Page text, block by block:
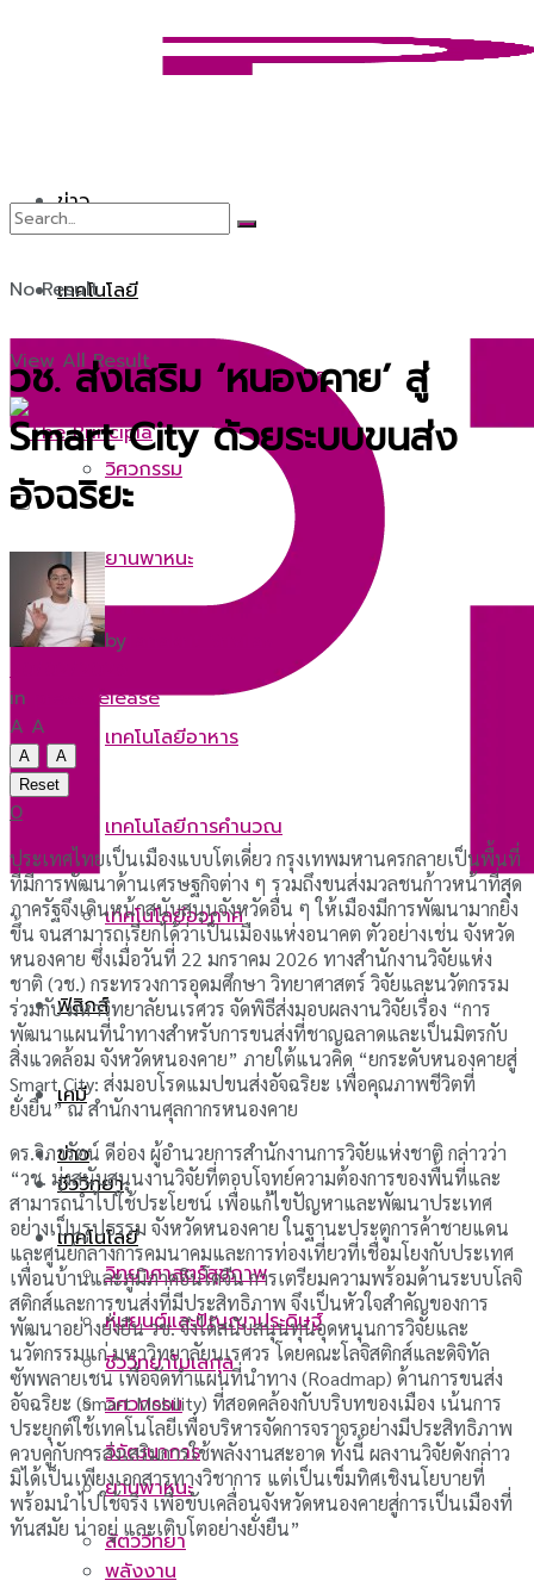
ข่าว
เทคโนโลยี
หุ่นยนต์และปัญญาประดิษฐ์
วิศวกรรม
ยานพาหนะ
พลังงาน
เทคโนโลยีอาหาร
เทคโนโลยีการคำนวณ
เทคโนโลยีอวกาศ
ฟิสิกส์
เคมี
ชีววิทยา
วิทยาศาสตร์สุขภาพ
ชีววิทยาโมเลกุล
วิวัฒนาการ
สัตววิทยา
ข่าว
เทคโนโลยี
หุ่นยนต์และปัญญาประดิษฐ์
วิศวกรรม
ยานพาหนะ
พลังงาน
No Result
View All Result
วช. ส่งเสริม ‘หนองคาย’ สู่
Smart City ด้วยระบบขนส่ง
อัจฉริยะ
byTanakrit Srivilas
20/02/2026
in
press release
A A
A
A
Reset
0
ประเทศไทยเป็นเมืองแบบโตเดี่ยว กรุงเทพมหานครกลายเป็นพื้นที่
ที่มีการพัฒนาด้านเศรษฐกิจต่าง ๆ รวมถึงขนส่งมวลชนก้าวหน้าที่สุด
ภาครัฐจึงเดินหน้าสนับสนุนจังหวัดอื่น ๆ ให้เมืองมีการพัฒนามากยิ่ง
ขึ้น จนสามารถเรียกได้ว่าเป็นเมืองแห่งอนาคต ตัวอย่างเช่น จังหวัด
หนองคาย ซึ่งเมื่อวันที่ 22 มกราคม 2026 ทางสำนักงานวิจัยแห่ง
ชาติ (วช.) กระทรวงการอุดมศึกษา วิทยาศาสตร์ วิจัยและนวัตกรรม
ร่วมกับ มหาวิทยาลัยนเรศวร จัดพิธีส่งมอบผลงานวิจัยเรื่อง “การ
พัฒนาแผนที่นำทางสำหรับการขนส่งที่ชาญฉลาดและเป็นมิตรกับ
สิ่งแวดล้อม จังหวัดหนองคาย” ภายใต้แนวคิด “ยกระดับหนองคายสู่
Smart City: ส่งมอบโรดแมปขนส่งอัจฉริยะ เพื่อคุณภาพชีวิตที่
ยั่งยืน” ณ สำนักงานศุลกากรหนองคาย
ดร.วิภารัตน์ ดีอ่อง ผู้อำนวยการสำนักงานการวิจัยแห่งชาติ กล่าวว่า
“วช. มุ่งสนับสนุนงานวิจัยที่ตอบโจทย์ความต้องการของพื้นที่และ
สามารถนำไปใช้ประโยชน์ เพื่อแก้ไขปัญหาและพัฒนาประเทศ
อย่างเป็นรูปธรรม จังหวัดหนองคาย ในฐานะประตูการค้าชายแดน
และศูนย์กลางการคมนาคมและการท่องเที่ยวที่เชื่อมโยงกับประเทศ
เพื่อนบ้านและภูมิภาคอินโดจีน การเตรียมความพร้อมด้านระบบโลจิ
สติกส์และการขนส่งที่มีประสิทธิภาพ จึงเป็นหัวใจสำคัญของการ
พัฒนาอย่างยั่งยืน วช. จึงได้สนับสนุนทุนอุดหนุนการวิจัยและ
นวัตกรรมแก่ มหาวิทยาลัยนเรศวร โดยคณะโลจิสติกส์และดิจิทัล
ซัพพลายเชน เพื่อจัดทำแผนที่นำทาง (Roadmap) ด้านการขนส่ง
อัจฉริยะ (Smart Mobility) ที่สอดคล้องกับบริบทของเมือง เน้นการ
ประยุกต์ใช้เทคโนโลยีเพื่อบริหารจัดการจราจรอย่างมีประสิทธิภาพ
ควบคู่กับการส่งเสริมการใช้พลังงานสะอาด ทั้งนี้ ผลงานวิจัยดังกล่าว
มิได้เป็นเพียงเอกสารทางวิชาการ แต่เป็นเข็มทิศเชิงนโยบายที่
พร้อมนำไปใช้จริง เพื่อขับเคลื่อนจังหวัดหนองคายสู่การเป็นเมืองที่
ทันสมัย น่าอยู่ และเติบโตอย่างยั่งยืน”